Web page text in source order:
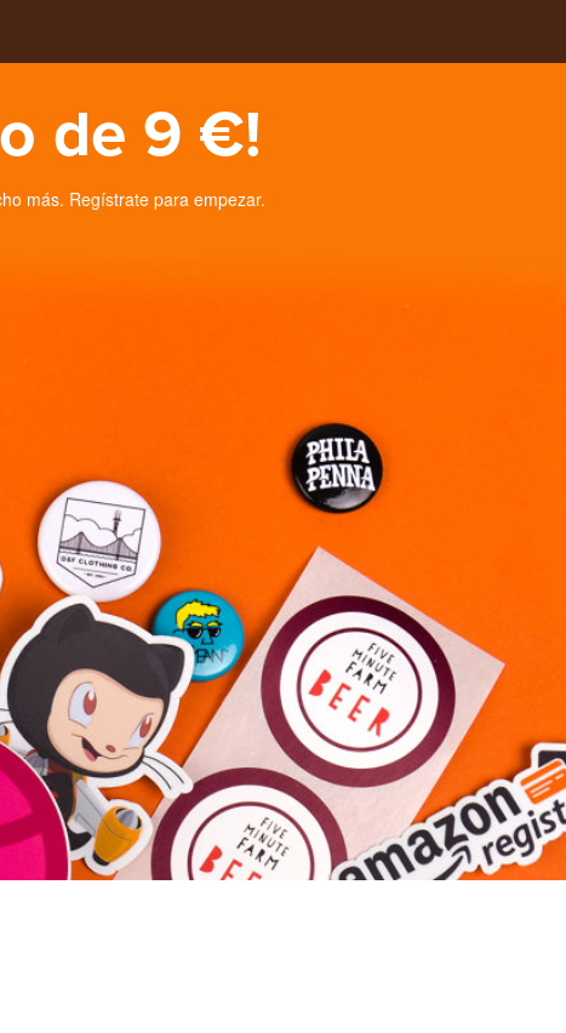
de 9 €!
más. Regístrate para empezar.